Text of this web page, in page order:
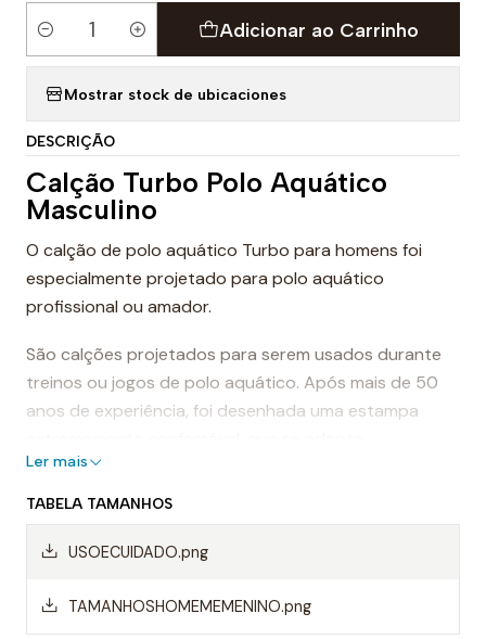
Quantidade
Adicionar ao Carrinho
Mostrar stock de ubicaciones
DESCRIÇÃO
Calção Turbo Polo Aquático
Masculino
O calção de polo aquático Turbo para homens foi
especialmente projetado para polo aquático
profissional ou amador.
São calções projetados para serem usados durante
treinos ou jogos de polo aquático. Após mais de 50
anos de experiência, foi desenhada uma estampa
perfeitamente ao corpo, proporcionando conforto e
sensação de leveza.
Dessa forma, os calções de polo aquático facilitam a
permitindo um movimento mais rápido ao nadar.
Ler mais
TABELA TAMANHOS
USOECUIDADO.png
TAMANHOSHOMEMEMENINO.png